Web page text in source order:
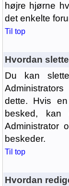
højre hjørne
det enkelte
Til top
Hvordan
Du kan
dette. Hvis
besked,
Administrator
beskeder.
Til top
Hvordan